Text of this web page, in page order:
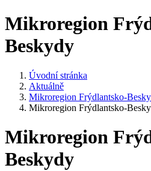
Mikroregion
Beskydy
Úvodní stránka
Aktuálně
Mikroregion Frýdlantsko-
Mikroregion Frýdlantsko-
Mikroregion
Beskydy